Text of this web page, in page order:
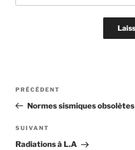
Navigation
l’article
Article
précédent
PRÉCÉDENT
Normes sismiques obsolètes
Article
suivant
SUIVANT
Radiations à L.A